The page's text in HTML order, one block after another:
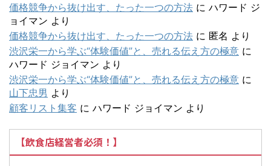
価格競争から抜け出す、たった一つの方法 に ハワード ジ
ョイマン より
価格競争から抜け出す、たった一つの方法 に 匿名 より
渋沢栄一から学ぶ“体験価値”と、売れる伝え方の極意 に
ハワード ジョイマン より
渋沢栄一から学ぶ“体験価値”と、売れる伝え方の極意 に
山下忠男 より
顧客リスト集客 に ハワード ジョイマン より
【飲食店経営者必須！】